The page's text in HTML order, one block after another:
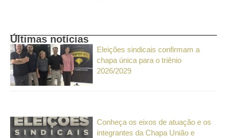
Últimas notícias
Eleições sindicais confirmam a
chapa única para o triênio
2026/2029
Conheça os eixos de atuação e os
integrantes da Chapa União e